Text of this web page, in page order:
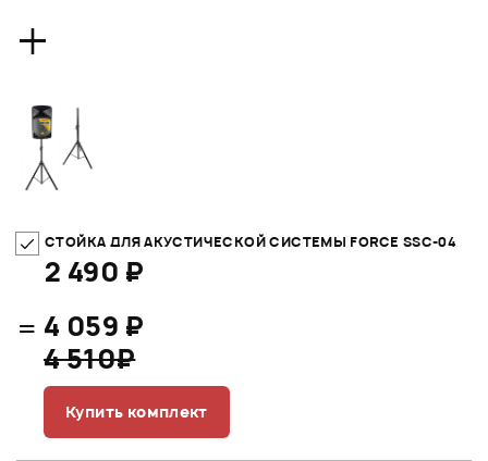
+
СТОЙКА ДЛЯ АКУСТИЧЕСКОЙ СИСТЕМЫ FORCE SSC-04
2 490 ₽
= 4 059 ₽
4 510₽
Купить комплект